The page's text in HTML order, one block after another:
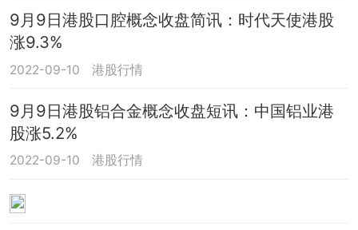
9月9日港股口腔概念收盘简讯：时代天使港股
涨9.3%
2022-09-10 港股行情
9月9日港股铝合金概念收盘短讯：中国铝业港
股涨5.2%
2022-09-10 港股行情